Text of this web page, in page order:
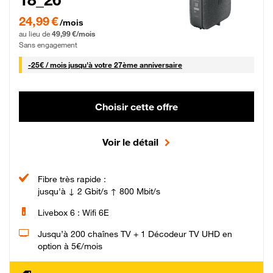
24,99 € par mois pendant 0 mois puis 49,99 € par mois, Sans engagement
24,99 €/mois
au lieu de 49,99 €/mois
Sans engagement
-25€ / mois25 € par mois
jusqu'à votre 27ème anniversaire
Choisir cette offre
Voir le détail
Fibre très rapide :
jusqu'à ↓ 2 Gbit/s ↑ 800 Mbit/s
Livebox 6 : Wifi 6E
Jusqu’à 200 chaînes TV + 1 Décodeur TV UHD en
option à 5€/mois